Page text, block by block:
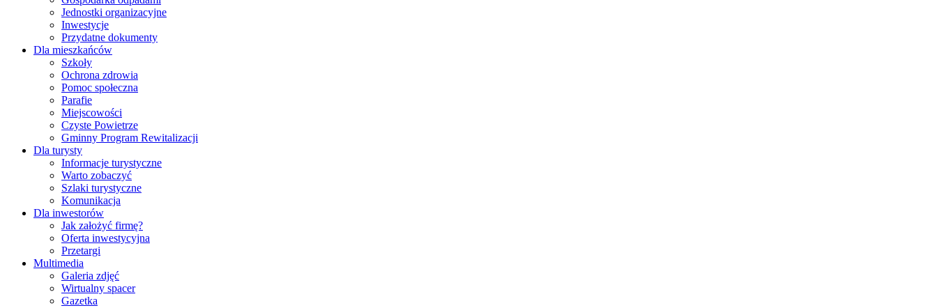
Jednostki organizacyjne
Inwestycje
Przydatne dokumenty
Dla mieszkańców
Szkoły
Ochrona zdrowia
Pomoc społeczna
Parafie
Miejscowości
Czyste Powietrze
Gminny Program Rewitalizacji
Dla turysty
Informacje turystyczne
Warto zobaczyć
Szlaki turystyczne
Komunikacja
Dla inwestorów
Jak założyć firmę?
Oferta inwestycyjna
Przetargi
Multimedia
Galeria zdjęć
Wirtualny spacer
Gazetka